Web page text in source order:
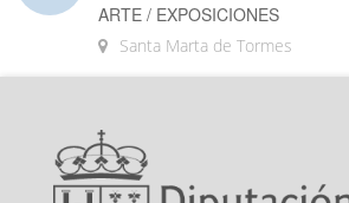
ARTE / EXPOSICIONES
Santa Marta de Tormes